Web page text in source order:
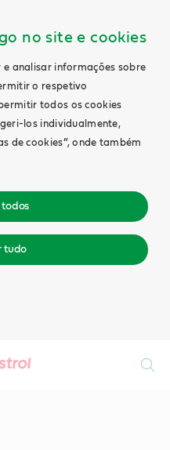
no site e cookies
analisar informações sobre
o respetivo
todos os cookies
los individualmente,
de cookies”, onde também
todos
tudo